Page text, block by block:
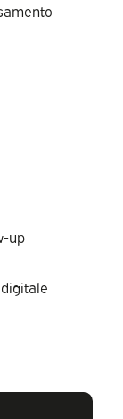
up